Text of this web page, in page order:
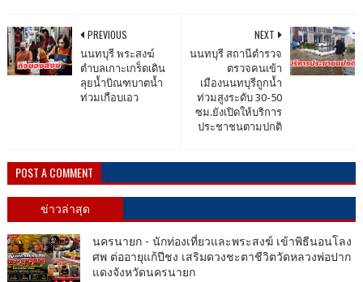
NEXT
นนทบุรี สถานีตำรวจ
ตรวจคนเข้า
เมืองนนทบุรีถูกน้ำ
ท่วมสูงระดับ 30-50
ซม.ยังเปิดให้บริการ
ประชาชนตามปกติ
PREVIOUS
นนทบุรี พระสงฆ์
ตำบลเกาะเกร็ดเดิน
ลุยน้ำบิณฑบาตน้ำ
ท่วมเกือบเอว
POST A COMMENT
ข่าวล่าสุด
นครนายก - นักท่องเที่ยวและพระสงฆ์ เข้าพิธีนอนโลง
ศพ ต่ออายุแก้ปีชง เสริมดวงชะตาชีวิตวัดหลวงพ่อปาก
แดงจังหวัดนครนายก